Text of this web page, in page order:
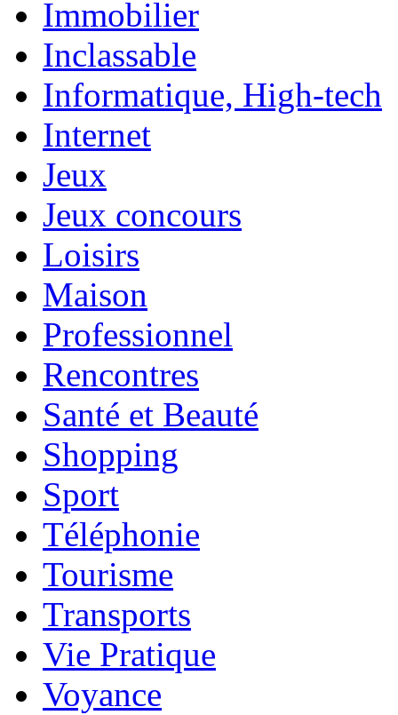
Immobilier
Inclassable
Informatique, High-tech
Internet
Jeux
Jeux concours
Loisirs
Maison
Professionnel
Rencontres
Santé et Beauté
Shopping
Sport
Téléphonie
Tourisme
Transports
Vie Pratique
Voyance